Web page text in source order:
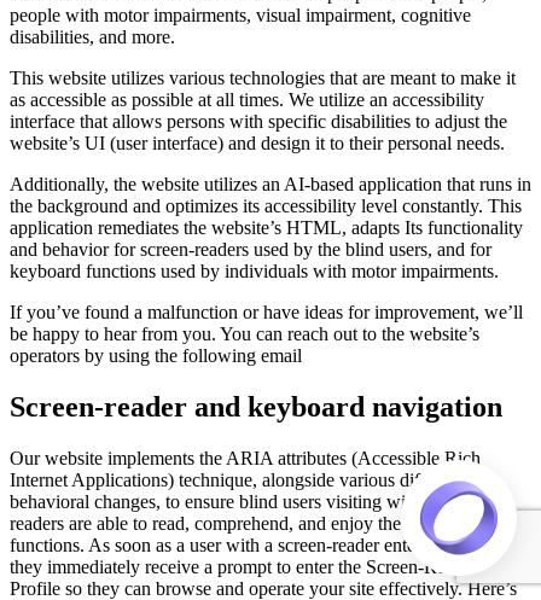
people with motor impairments, visual impairment, cognitive
disabilities, and more.
This website utilizes various technologies that are meant to make it
as accessible as possible at all times. We utilize an accessibility
interface that allows persons with specific disabilities to adjust the
website’s UI (user interface) and design it to their personal needs.
Additionally, the website utilizes an AI-based application that runs in
the background and optimizes its accessibility level constantly. This
application remediates the website’s HTML, adapts Its functionality
and behavior for screen-readers used by the blind users, and for
keyboard functions used by individuals with motor impairments.
If you’ve found a malfunction or have ideas for improvement, we’ll
be happy to hear from you. You can reach out to the website’s
operators by using the following email
Screen-reader and keyboard navigation
Our website implements the ARIA attributes (Accessible Rich
Internet Applications) technique, alongside various different
behavioral changes, to ensure blind users visiting with screen-
readers are able to read, comprehend, and enjoy the website’s
functions. As soon as a user with a screen-reader enters your site,
they immediately receive a prompt to enter the Screen-Reader
Profile so they can browse and operate your site effectively. Here’s